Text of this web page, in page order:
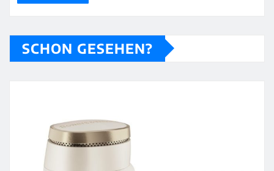
SCHON GESEHEN?